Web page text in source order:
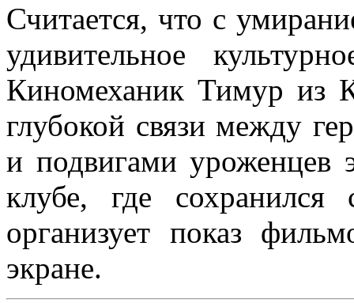
Считается, что с
удивительное
Киномеханик Тимур из
глубокой связи между
и подвигами уроженцев
клубе, где сохранился
организует показ
экране.